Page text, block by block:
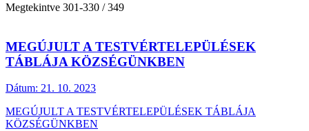
Megtekintve 301-330 / 349
MEGÚJULT A TESTVÉRTELEPÜLÉSEK
TÁBLÁJA KÖZSÉGÜNKBEN
Dátum: 21. 10. 2023
MEGÚJULT A TESTVÉRTELEPÜLÉSEK TÁBLÁJA
KÖZSÉGÜNKBEN